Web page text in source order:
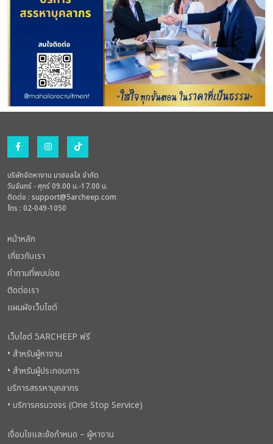
บริษัทจัดหางาน มาฮอลโล จำกัด
วันจันทร์ - ศุกร์ 09.00 น.-17.00 น.
ติดต่อ : support@5archeep.com
โทร : 02-049-1050
หน้าหลัก
เกี่ยวกับเรา
คำถามที่พบบ่อย
ติดต่อเรา
แผนผังเว็บไซต์
เว็บไซต์ 5ARCHEEP ฟรี
• สำหรับผู้หางาน
• สำหรับผู้ประกอบการ
บริการสรรหาบุคลากร
• บริการครบวงจร (One Stop Service)
เงื่อนไขและข้อกำหนด – ผู้หางาน